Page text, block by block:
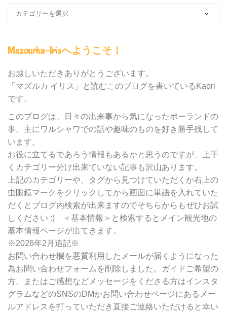
の
テ
ゴ
ー
別
検
Mazourka-Irisへようこそ！
お越しいただきありがとうございます。
「マズルカ イリス」と読むこのブログを書いているKaori
です。
このブログは、日々の出来事から気になったポーランドの
事、主にワルシャワでの話や趣味のものを好き勝手残して
います。
お役に立てるであろう情報もあるかと思うのですが、上手
くカテゴリー分け出来ていない記事も沢山あります。
上記のカテゴリーや、タグから見つけていただくか右上の
虫眼鏡マークをクリックしてから画面に単語を入れていた
だくとブログ内検索が出来ますのでそちらからもぜひお試
しください :) ＜基本情報＞と検索するとメイン観光地の
基本情報ページが出てきます。
※2026年2月追記※
お問い合わせ欄を悪質利用したメールが届くようになった
為お問い合わせフォームを削除しました。ガイドご希望の
方、またはご感想などメッセージをくださる方はインスタ
グラムなどのSNSのDMかお問い合わせページにあるメー
ルアドレスを打っていただき直接ご連絡いただけると幸い